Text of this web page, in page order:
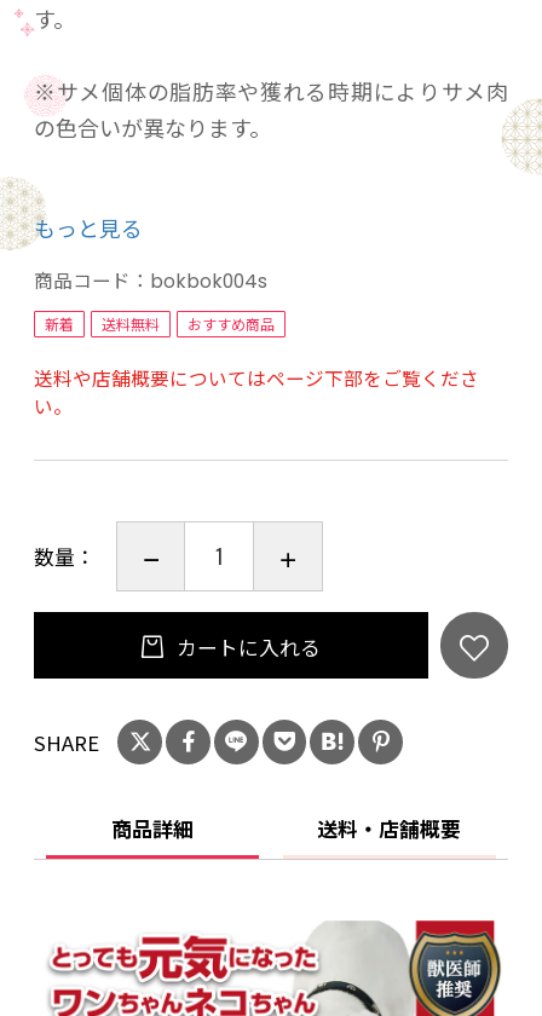
す。
※サメ個体の脂肪率や獲れる時期によりサメ肉
の色合いが異なります。
天然素材のサメ軟骨には「ムコ多糖」と呼ばれ
る成分が豊富に含まれて、関節炎などの症状を
和らげ、予防する働きもあると知られています。
グルコサミンやコンドロイチン、コラーゲン、
ヒアルロン酸、カルシウムなどをたっぷり含ん
でおり、皮膚や被毛の健康ケアに役立ちます。
50g （150gサイズもございます）
●原材料：
サメ正肉
●成分値：
粗タンパク質：69％以上
粗繊維：0.2％以下
水分：13％以下
カロリー：310kcal（100gあたり）
体重5〜10kg：10g程度
体重10〜20kg：15g程度
もっと見る
商品コード： bokbok004s
新着 送料無料 おすすめ商品
送料や店舗概要についてはページ下部をご覧くださ
い。
数量：
カートに入れる
SHARE
商品詳細 送料・店舗概要